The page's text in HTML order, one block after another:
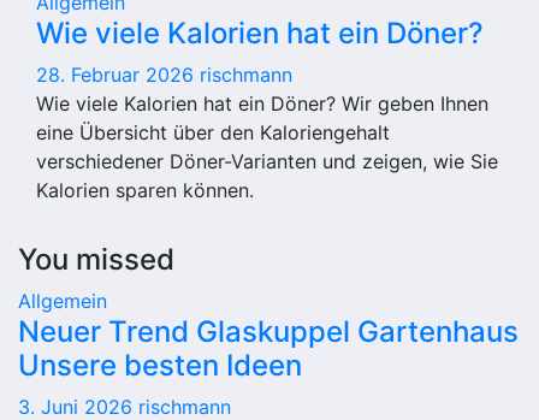
Wie viele Kalorien hat ein Döner?
28. Februar 2026 rischmann
Wie viele Kalorien hat ein Döner? Wir geben Ihnen
eine Übersicht über den Kaloriengehalt
verschiedener Döner-Varianten und zeigen, wie Sie
Kalorien sparen können.
You missed
Allgemein
Neuer Trend Glaskuppel Gartenhaus
Unsere besten Ideen
3. Juni 2026 rischmann